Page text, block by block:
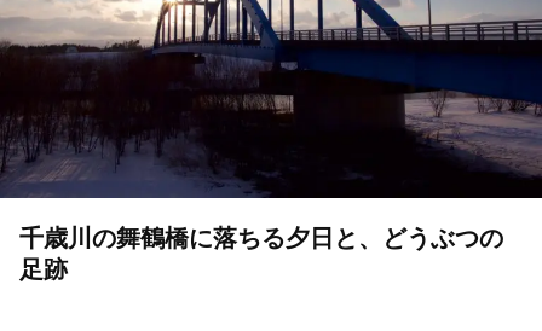
千歳川の舞鶴橋に落ちる夕日と、どうぶつの
足跡